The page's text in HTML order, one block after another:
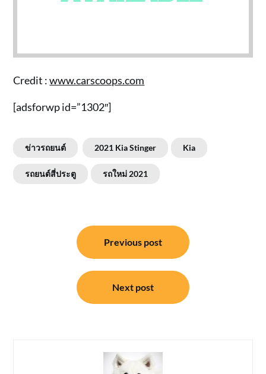
Credit :www.carscoops.com
[adsforwp id=”1302″]
ข่าวรถยนต์ 2021 Kia Stinger Kia
รถยนต์สี่ประตู รถใหม่ 2021
Previous post
Next post